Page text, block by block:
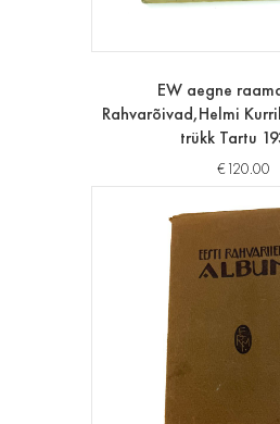
EW aegne
Rahvarõivad,Helmi
trükk Tartu
€120.00